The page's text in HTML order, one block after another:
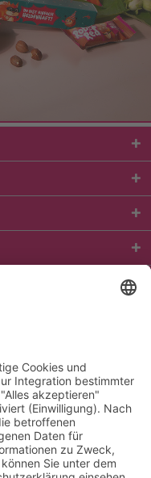
und ggf.
beschrieben
Zahlungsarten
Mein Konto
Impressum
Widerrufsbelehrung